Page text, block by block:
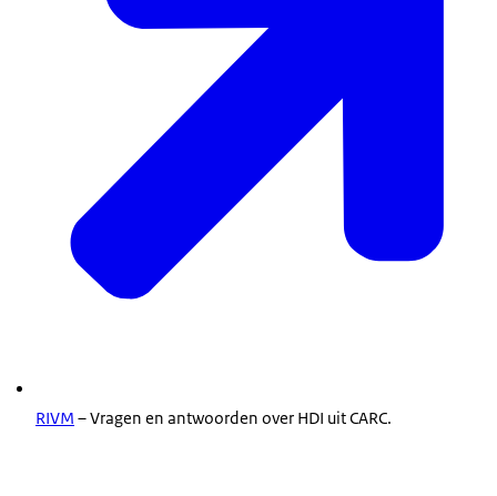
RIVM – Vragen en antwoorden over HDI uit CARC.